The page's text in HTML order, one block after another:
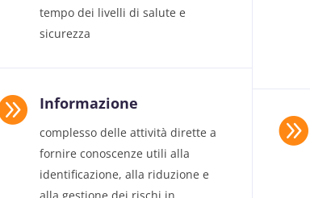
tempo dei livelli di salute e
sicurezza
Informazione
complesso delle attività dirette a
fornire conoscenze utili alla
identificazione, alla riduzione e
